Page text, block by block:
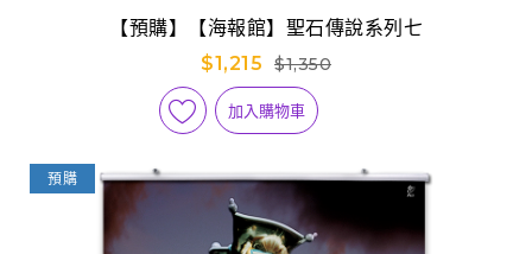
【預購】【海報館】聖石傳說系列七
$1,215
$1,350
加入購物車
預購